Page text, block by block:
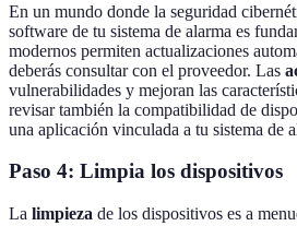
En un mundo donde la seguridad
software de tu sistema de alarma es
modernos permiten actualizaciones
deberás consultar con el proveedor. Las
vulnerabilidades y mejoran las
revisar también la compatibilidad de
una aplicación vinculada a tu sistema de
Paso 4: Limpia los dispositivos
La limpieza de los dispositivos es a